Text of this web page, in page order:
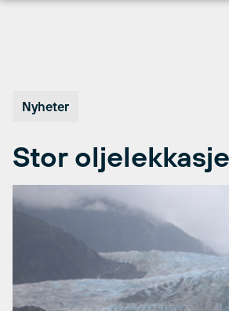
Nyheter
Stor